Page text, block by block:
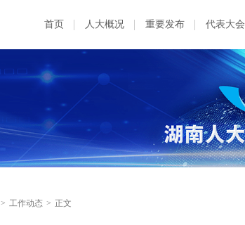
首页 人大概况 重要发布 代表大会
> 工作动态 > 正文